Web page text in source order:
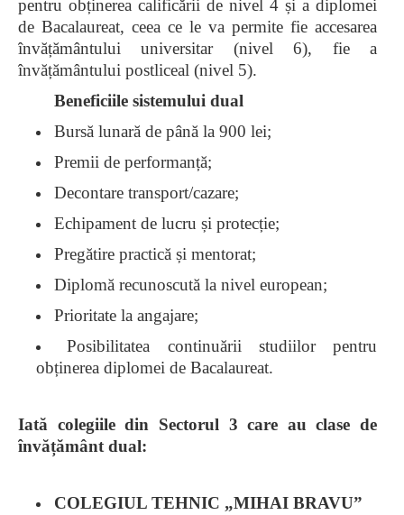
pentru obținerea calificării de nivel 4 și a diplomei
de Bacalaureat, ceea ce le va permite fie accesarea
învățământului universitar (nivel 6), fie a
învățământului postliceal (nivel 5).
Beneficiile sistemului dual
Bursă lunară de până la 900 lei;
Premii de performanță;
Decontare transport/cazare;
Echipament de lucru și protecție;
Pregătire practică și mentorat;
Diplomă recunoscută la nivel european;
Prioritate la angajare;
Posibilitatea continuării studiilor pentru
obținerea diplomei de Bacalaureat.
Iată colegiile din Sectorul 3 care au clase de
învățământ dual:
COLEGIUL TEHNIC „MIHAI BRAVU”